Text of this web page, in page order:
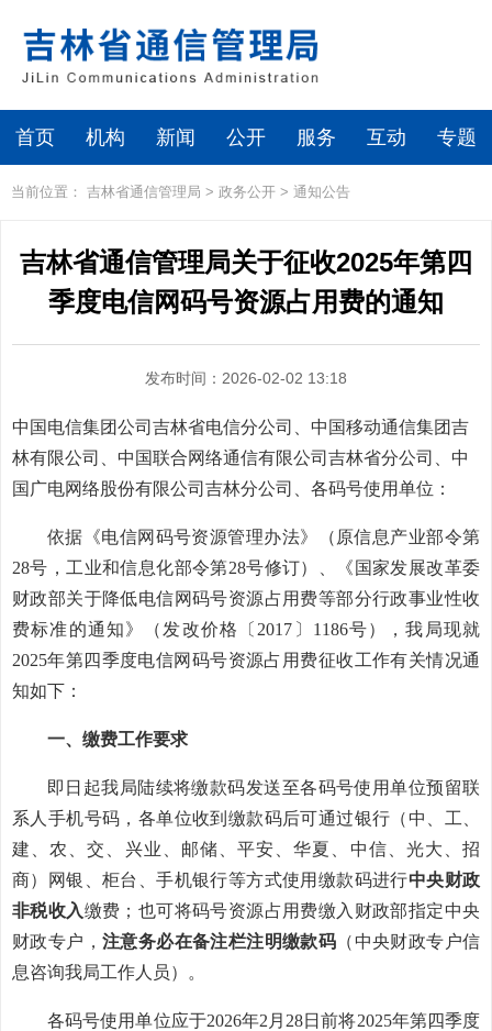
首页 机构 新闻 公开 服务 互动 专题
当前位置： 吉林省通信管理局 > 政务公开 > 通知公告
吉林省通信管理局关于征收2025年第四
季度电信网码号资源占用费的通知
发布时间：2026-02-02 13:18
中国电信集团公司吉林省电信分公司、中国移动通信集团吉
林有限公司、中国联合网络通信有限公司吉林省分公司、中
国广电网络股份有限公司吉林分公司、各码号使用单位：
依据《电信网码号资源管理办法》（原信息产业部令第
28号，工业和信息化部令第28号修订）、《国家发展改革委
财政部关于降低电信网码号资源占用费等部分行政事业性收
费标准的通知》（发改价格〔2017〕1186号），我局现就
2025年第四季度电信网码号资源占用费征收工作有关情况通
知如下：
一、缴费工作要求
即日起我局陆续将缴款码发送至各码号使用单位预留联
系人手机号码，各单位收到缴款码后可通过银行（中、工、
建、农、交、兴业、邮储、平安、华夏、中信、光大、招
商）网银、柜台、手机银行等方式使用缴款码进行中央财政
非税收入缴费；也可将码号资源占用费缴入财政部指定中央
财政专户， 注意务必在备注栏注明缴款码 （中央财政专户信
息咨询我局工作人员）。
各码号使用单位应于2026年2月28日前将2025年第四季度